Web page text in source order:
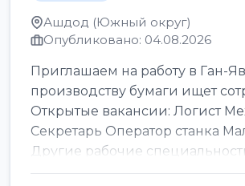
Ашдод (Южный округ)
Опубликовано: 04.08.2026
Приглашаем на работу в Ган-
производству бумаги ищет
Открытые вакансии: Логист
Секретарь Оператор станка
Другие рабочие
Организов...